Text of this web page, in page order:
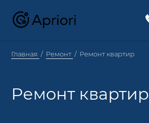
Главная Ремонт Ремонт квартир
Ремонт квартир